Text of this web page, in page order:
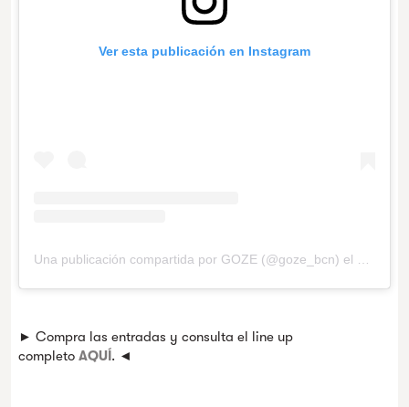
Ver esta publicación en Instagram
Una publicación compartida por GOZE (@goze_bcn) el
► Compra las entradas y consulta el line up
completo AQUÍ. ◄